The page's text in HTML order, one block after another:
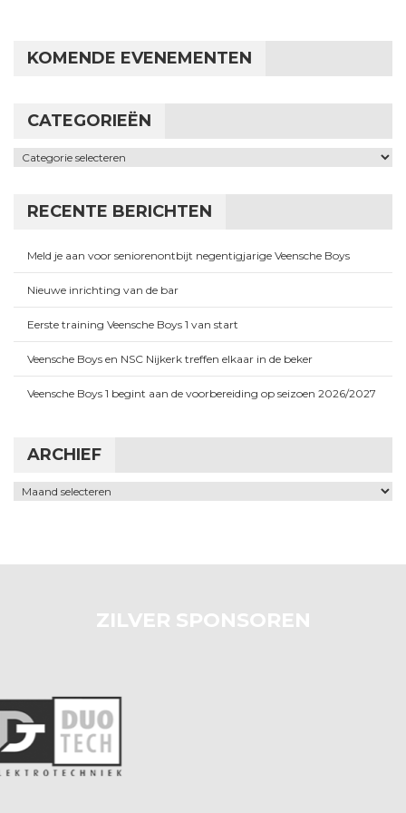
KOMENDE EVENEMENTEN
CATEGORIEËN
Categorieën
RECENTE BERICHTEN
Meld je aan voor seniorenontbijt negentigjarige Veensche Boys
Nieuwe inrichting van de bar
Eerste training Veensche Boys 1 van start
Veensche Boys en NSC Nijkerk treffen elkaar in de beker
Veensche Boys 1 begint aan de voorbereiding op seizoen 2026/2027
ARCHIEF
Archief
ZILVER SPONSOREN